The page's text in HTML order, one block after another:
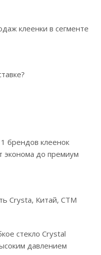
клеенки в сегменте
брендов клеенок
эконома до премиум
Crysta, Китай, СТМ
стекло Crystal
давлением